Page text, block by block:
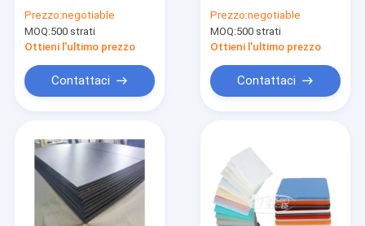
strato di plastica
duro dell'ABS
Prezzo:negotiable
MOQ:500 strati
Ottieni l'ultimo prezzo
Contattaci
8mm resistente
all'acido
Prezzo:negotiable
MOQ:500 strati
Ottieni l'ultimo prezzo
Contattaci